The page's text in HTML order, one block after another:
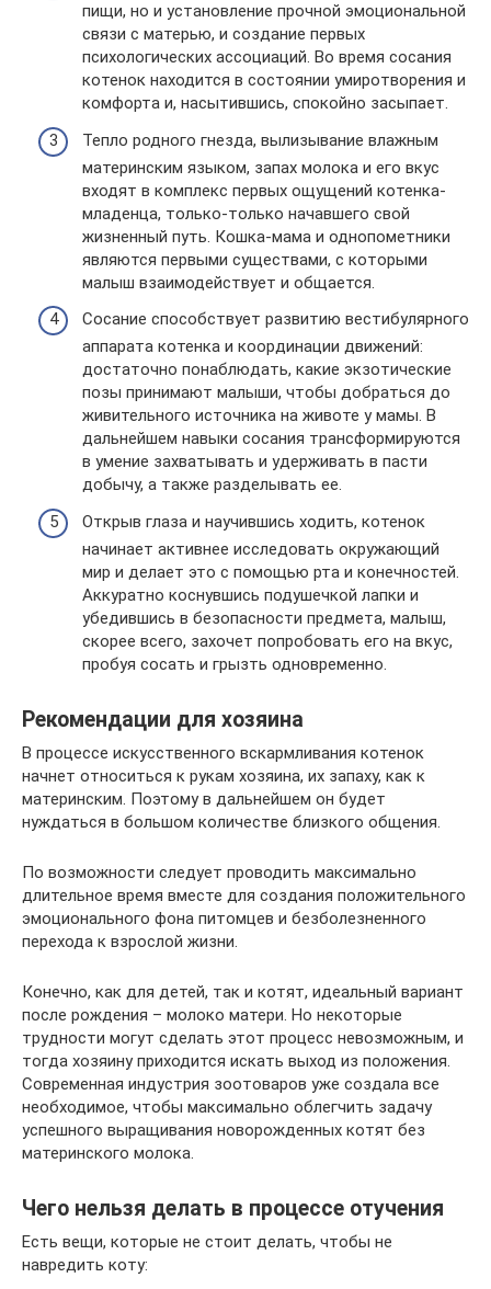
пищи, но и установление прочной эмоциональной
связи с матерью, и создание первых
психологических ассоциаций. Во время сосания
котенок находится в состоянии умиротворения и
комфорта и, насытившись, спокойно засыпает.
Тепло родного гнезда, вылизывание влажным
материнским языком, запах молока и его вкус
входят в комплекс первых ощущений котенка-
младенца, только-только начавшего свой
жизненный путь. Кошка-мама и однопометники
являются первыми существами, с которыми
малыш взаимодействует и общается.
Сосание способствует развитию вестибулярного
аппарата котенка и координации движений:
достаточно понаблюдать, какие экзотические
позы принимают малыши, чтобы добраться до
живительного источника на животе у мамы. В
дальнейшем навыки сосания трансформируются
в умение захватывать и удерживать в пасти
добычу, а также разделывать ее.
Открыв глаза и научившись ходить, котенок
начинает активнее исследовать окружающий
мир и делает это с помощью рта и конечностей.
Аккуратно коснувшись подушечкой лапки и
убедившись в безопасности предмета, малыш,
скорее всего, захочет попробовать его на вкус,
пробуя сосать и грызть одновременно.
Рекомендации для хозяина
В процессе искусственного вскармливания котенок
начнет относиться к рукам хозяина, их запаху, как к
материнским. Поэтому в дальнейшем он будет
нуждаться в большом количестве близкого общения.
По возможности следует проводить максимально
длительное время вместе для создания положительного
эмоционального фона питомцев и безболезненного
перехода к взрослой жизни.
Конечно, как для детей, так и котят, идеальный вариант
после рождения – молоко матери. Но некоторые
трудности могут сделать этот процесс невозможным, и
тогда хозяину приходится искать выход из положения.
Современная индустрия зоотоваров уже создала все
необходимое, чтобы максимально облегчить задачу
успешного выращивания новорожденных котят без
материнского молока.
Чего нельзя делать в процессе отучения
Есть вещи, которые не стоит делать, чтобы не
навредить коту: